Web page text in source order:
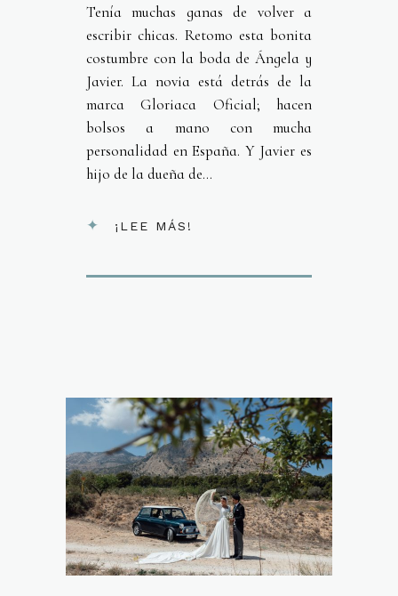
Tenía muchas ganas de volver a
escribir chicas. Retomo esta bonita
costumbre con la boda de Ángela y
Javier. La novia está detrás de la
marca Gloriaca Oficial; hacen
bolsos a mano con mucha
personalidad en España. Y Javier es
hijo de la dueña de...
¡LEE MÁS!